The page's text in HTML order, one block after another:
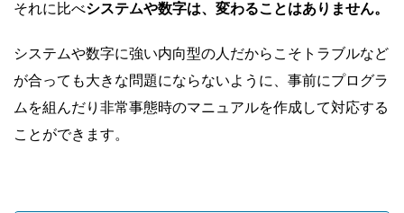
それに比べシステムや数字は、変わることはありません。
システムや数字に強い内向型の人だからこそトラブルなど
が合っても大きな問題にならないように、事前にプログラ
ムを組んだり非常事態時のマニュアルを作成して対応する
ことができます。